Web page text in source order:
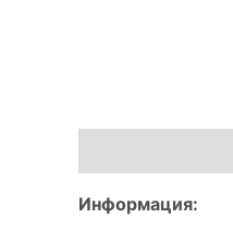
Информация: